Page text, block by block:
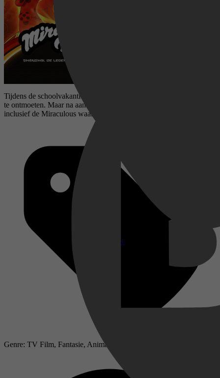
Disney+
Tijdens de schoolvakantie gaat Marinette naar Shanghai om Adrien
te ontmoeten. Maar na aankomst verliest Marinette al haar spullen,
inclusief de Miraculous waarmee ze in Ladybug kan veranderen!
Genre: TV Film, Fantasie, Animatie, Actie